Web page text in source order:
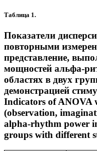
Таблица 1.
Показатели
повторными
представление,
мощностей альфа-
областях в двух
демонстрацией
Indicators of ANOVA
(observation,
alpha-rhythm power
groups with different